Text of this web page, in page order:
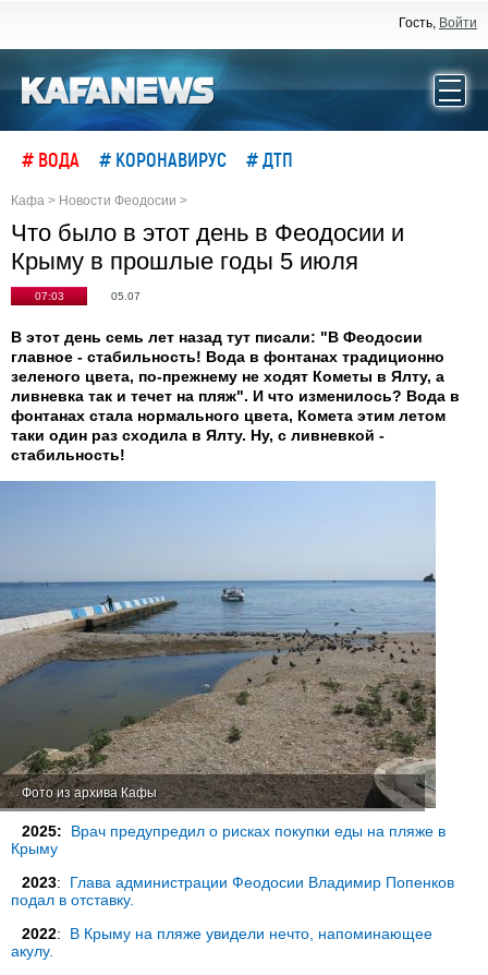
Гость, Войти
# ВОДА # КОРОНАВИРУС # ДТП
Кафа > Новости Феодосии >
Что было в этот день в Феодосии и
Крыму в прошлые годы 5 июля
07:03 05.07
В этот день семь лет назад тут писали: "В Феодосии
главное - стабильность! Вода в фонтанах традиционно
зеленого цвета, по-прежнему не ходят Кометы в Ялту, а
ливневка так и течет на пляж". И что изменилось? Вода в
фонтанах стала нормального цвета, Комета этим летом
таки один раз сходила в Ялту. Ну, с ливневкой -
стабильность!
Фото из архива Кафы
2025:
Врач предупредил о рисках покупки еды на пляже в
Крыму
2023: Глава администрации Феодосии Владимир Попенков
подал в отставку.
2022: В Крыму на пляже увидели нечто, напоминающее
акулу.